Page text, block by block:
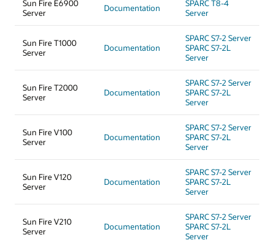
Sun Fire E6900
Server
Documentation
SPARC T8-4
Server
Sun Fire T1000
Server
Documentation
SPARC S7-2 Server
SPARC S7-2L
Server
Sun Fire T2000
Server
Documentation
SPARC S7-2 Server
SPARC S7-2L
Server
Sun Fire V100
Server
Documentation
SPARC S7-2 Server
SPARC S7-2L
Server
Sun Fire V120
Server
Documentation
SPARC S7-2 Server
SPARC S7-2L
Server
Sun Fire V210
Server
Documentation
SPARC S7-2 Server
SPARC S7-2L
Server